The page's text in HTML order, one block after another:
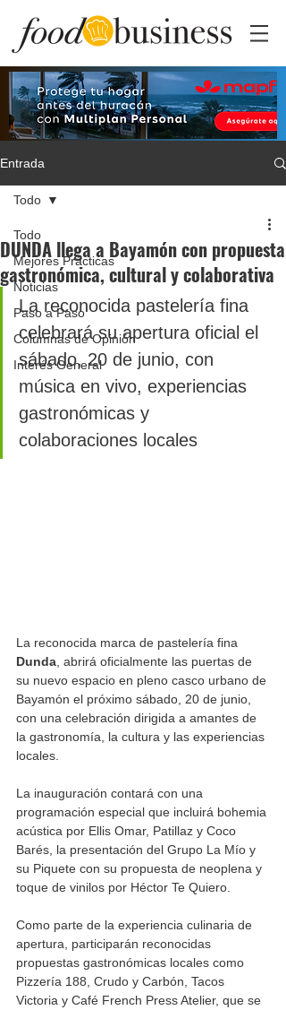
Entrada
Todo
Mejores Prácticas
Noticias
Paso a Paso
Columnas de Opinión
Interés General
Todo
DUNDA llega a Bayamón con propuesta
gastronómica, cultural y colaborativa
La reconocida pastelería fina
celebrará su apertura oficial el
sábado, 20 de junio, con
música en vivo, experiencias
gastronómicas y
colaboraciones locales
La reconocida marca de pastelería fina
Dunda , abrirá oficialmente las puertas de
su nuevo espacio en pleno casco urbano de
Bayamón el próximo sábado, 20 de junio,
con una celebración dirigida a amantes de
la gastronomía, la cultura y las experiencias
locales.
La inauguración contará con una
programación especial que incluirá bohemia
acústica por Ellis Omar, Patillaz y Coco
Barés, la presentación del Grupo La Mío y
su Piquete con su propuesta de neoplena y
toque de vinilos por Héctor Te Quiero.
Como parte de la experiencia culinaria de
apertura, participarán reconocidas
propuestas gastronómicas locales como
Pizzería 188, Crudo y Carbón, Tacos
Victoria y Café French Press Atelier, que se